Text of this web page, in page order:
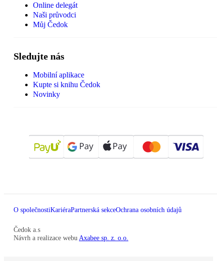
Online delegát
Naši průvodci
Můj Čedok
Sledujte nás
Mobilní aplikace
Kupte si knihu Čedok
Novinky
O společnostiKariéraPartnerská sekceOchrana osobních údajů
Čedok a.s
Návrh a realizace webu Axabee sp. z. o.o.